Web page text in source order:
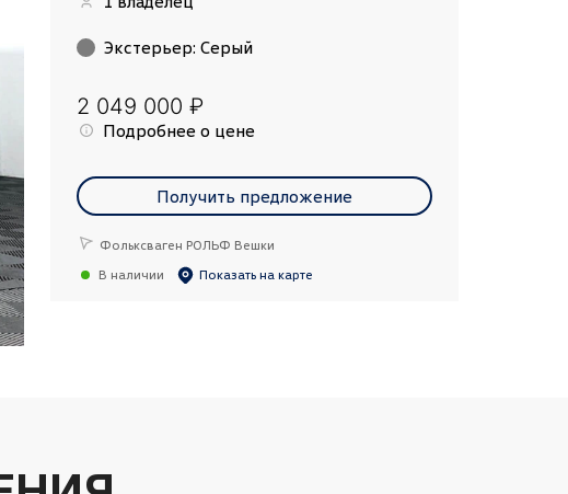
Экстерьер: Серый
2 049 000 ₽
Подробнее о цене
Получить предложение
Фольксваген РОЛЬФ Вешки
В наличии
Показать на карте